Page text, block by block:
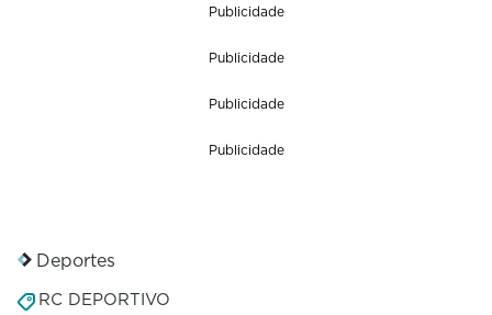
Publicidade
Publicidade
Publicidade
Publicidade
Deportes
RC DEPORTIVO